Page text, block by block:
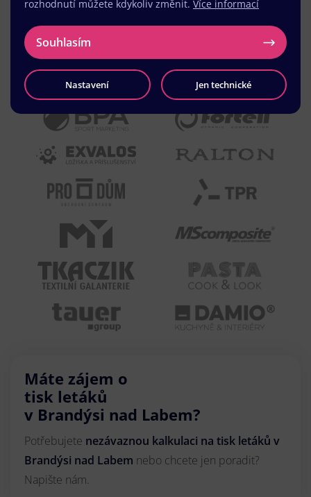
Máte zájem o
tisk letáků
v Brandýsi nad Labem?
Potřebujete nezávaznou kalkulaci na tisk letáků v
Brandýsi nad Labem nebo chcete jen poradit?
Napište nám.
rozhodnutí můžete kdykoliv změnit. Více informací
Souhlasím
Nastavení Jen technické